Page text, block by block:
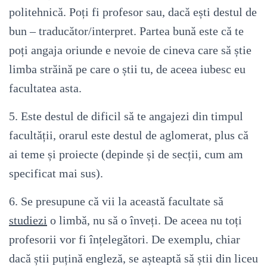
politehnică. Poți fi profesor sau, dacă ești destul de
bun – traducător/interpret. Partea bună este că te
poți angaja oriunde e nevoie de cineva care să știe
limba străină pe care o știi tu, de aceea iubesc eu
facultatea asta.
5. Este destul de dificil să te angajezi din timpul
facultății, orarul este destul de aglomerat, plus că
ai teme și proiecte (depinde și de secții, cum am
specificat mai sus).
6. Se presupune că vii la această facultate să
studiezi o limbă, nu să o înveți. De aceea nu toți
profesorii vor fi înțelegători. De exemplu, chiar
dacă știi puțină engleză, se așteaptă să știi din liceu